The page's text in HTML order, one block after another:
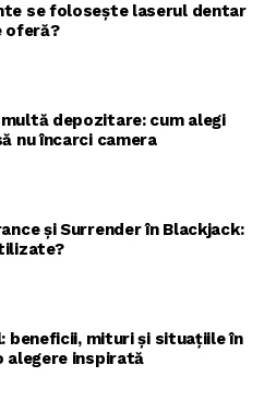
se folosește laserul dentar
oferă?
depozitare: cum alegi
nu încarci camera
și Surrender în Blackjack:
beneficii, mituri și situațiile în
alegere inspirată